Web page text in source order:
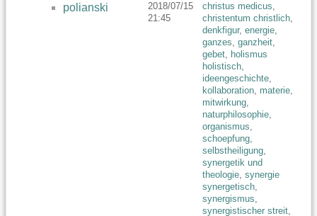
polianski
2018/07/15
21:45
christus medicus,
christentum christlich,
denkfigur, energie,
ganzes, ganzheit,
gebet, holismus
holistisch,
ideengeschichte,
kollaboration, materie,
mitwirkung,
naturphilosophie,
organismus,
schoepfung,
selbstheiligung,
synergetik und
theologie, synergie
synergetisch,
synergismus,
synergistischer streit,